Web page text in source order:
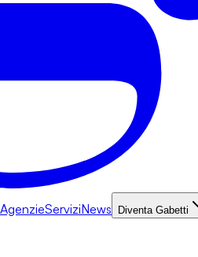
AgenzieServiziNews Diventa Gabetti